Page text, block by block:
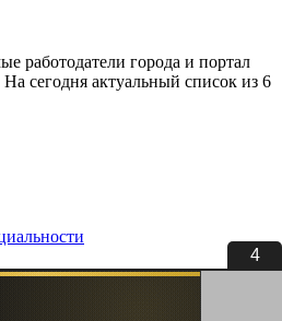
работодатели города и портал
сегодня актуальный список из 6
4